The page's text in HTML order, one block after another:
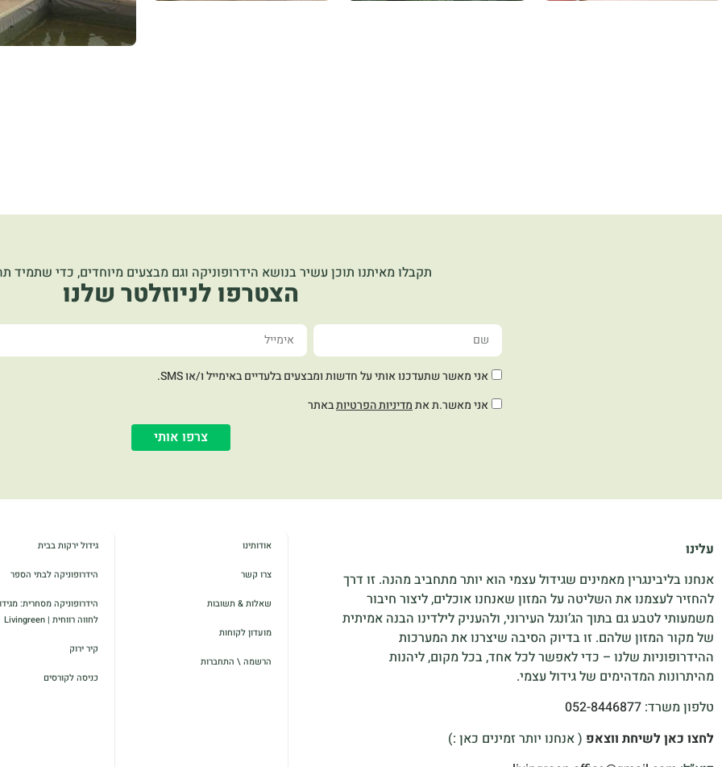
תקבלו מאיתנו תוכן עשיר בנושא הידרופוניקה וגם מבצעים מיוחדים, כדי שתמיד
הצטרפו לניוזלטר שלנו
אני מאשר שתעדכנו אותי על חדשות ומבצעים בלעדיים באימייל ו/או SMS.
אני מאשר.ת אתמדיניות הפרטיותבאתר
צרפו אותי
עלינו
אנחנו בליבינגרין מאמינים שגידול עצמי הוא יותר מתחביב מהנה. זו דרך
להחזיר לעצמנו את השליטה על המזון שאנחנו אוכלים, ליצור חיבור
משמעותי לטבע גם בתוך הג’ונגל העירוני, ולהעניק לילדינו הבנה אמיתית
של מקור המזון שלהם. זו בדיוק הסיבה שיצרנו את המערכות
ההידרופוניות שלנו – כדי לאפשר לכל אחד, בכל מקום, ליהנות
מהיתרונות המדהימים של גידול עצמי.
טלפון משרד: 052-8446877
לחצו כאן לשיחת ווצאפ ( אנחנו יותר זמינים כאן :)
אודותינו
צרו קשר
שאלות & תשובות
מועדון לקוחות
הרשמה \ התחברות
גידול ירקות בבית
הידרופוניקה לבתי הספר
הידרופוניקה מסחרית:
לחווה רווחית | Livingreen
קיר ירוק
כניסה לקורסים